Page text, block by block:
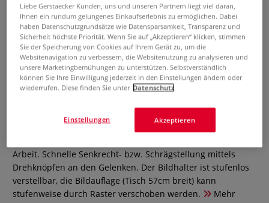
JAX "London" Akademiestaffelei
0 Bewertungen
Arbeit. Schnelle Senkrecht- bzw. Schrägstellung mittels
Drehknöpfen an den Gelenken. Der Bildhalter ist stufenlos
verstellbar, die Bildauflage (Tisch 57cm breit) kann
stufenweise durch Raster verschoben werden.
Mehr
Liebe Gerstaecker Kunden, uns und unseren Partnern liegt viel daran,
Ihnen ein rundum gelungenes Einkaufserlebnis zu ermöglichen. Dabei
haben Datenschutzgrundsätze wie Datensparsamkeit, Transparenz und
Sicherheit höchste Priorität. Wenn Sie auf „Akzeptieren“ klicken, stimmen
Sie der Speicherung von Cookies auf Ihrem Gerät zu, um die
Websitenavigation zu verbessern, die Websitenutzung zu analysieren und
unsere Marketingbemühungen zu unterstützen. Selbstverständlich
können Sie Ihre Einwilligung jederzeit in den Einstellungen ändern oder
wiederrufen. Diese finden Sie unter Datenschutz
Akzeptieren
Einstellungen